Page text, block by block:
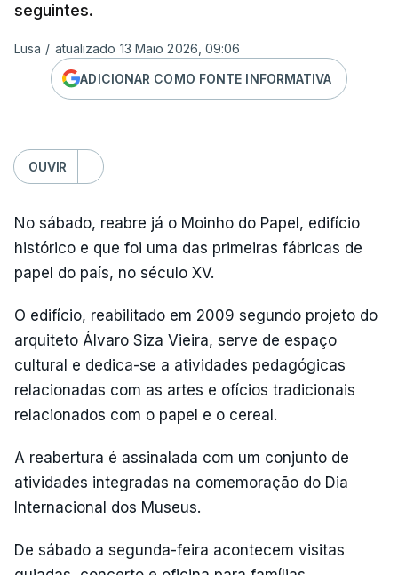
seguintes.
Lusa / atualizado 13 Maio 2026, 09:06
ADICIONAR COMO FONTE INFORMATIVA
OUVIR
No sábado, reabre já o Moinho do Papel, edifício
histórico e que foi uma das primeiras fábricas de
papel do país, no século XV.
O edifício, reabilitado em 2009 segundo projeto do
arquiteto Álvaro Siza Vieira, serve de espaço
cultural e dedica-se a atividades pedagógicas
relacionadas com as artes e ofícios tradicionais
relacionados com o papel e o cereal.
A reabertura é assinalada com um conjunto de
atividades integradas na comemoração do Dia
Internacional dos Museus.
De sábado a segunda-feira acontecem visitas